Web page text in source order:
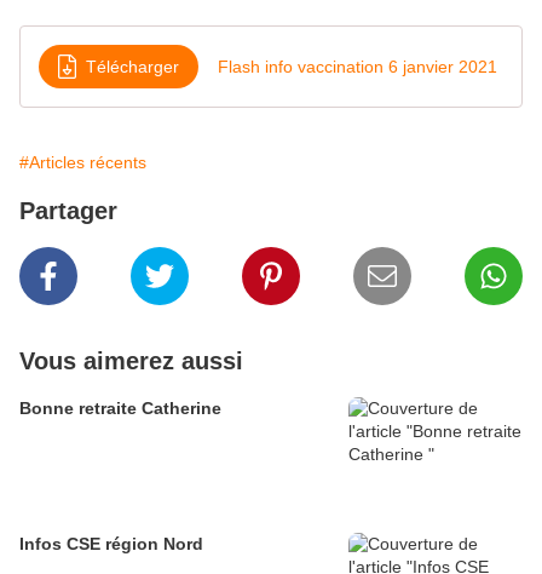
Télécharger Flash info vaccination 6 janvier 2021
#Articles récents
Partager
Vous aimerez aussi
Bonne retraite Catherine
Infos CSE région Nord